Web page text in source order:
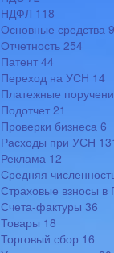
НДФЛ 118
Основные средства
Отчетность 254
Патент 44
Переход на УСН 14
Платежные
Подотчет 21
Проверки бизнеса 6
Расходы при УСН
Реклама 12
Средняя
Страховые взносы
Счета-фактуры 36
Товары 18
Торговый сбор 16